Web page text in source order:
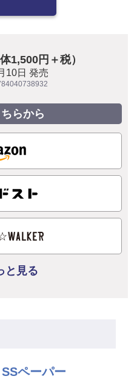
1,500円＋税）
10日 発売
らから
と見る
ペーパー